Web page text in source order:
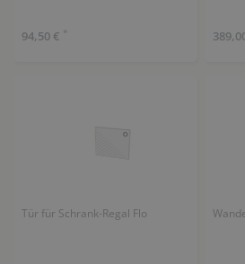
94,50 € *
Tür für Schrank-Regal Flo